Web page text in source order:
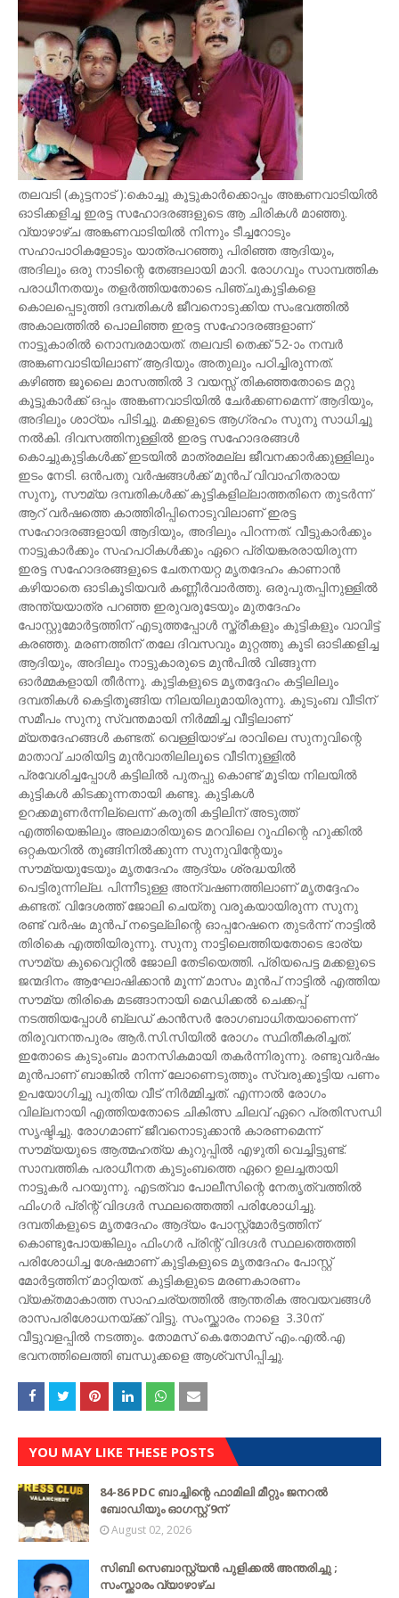
തലവടി (കുട്ടനാട് ):കൊച്ചു കൂട്ടുകാർക്കൊപ്പം അങ്കണവാടിയിൽ
ഓടിക്കളിച്ച ഇരട്ട സഹോദരങ്ങളുടെ ആ ചിരികള്‍ മാഞ്ഞു.
വ്യാഴാഴ്ച അങ്കണവാടിയില്‍ നിന്നും ടീച്ചറോടും
സഹാപാഠികളോടും യാത്രപറഞ്ഞു പിരിഞ്ഞ ആദിയും,
അദിലും ഒരു നാടിന്റെ തേങ്ങലായി മാറി. രോഗവും സാമ്പത്തിക
പരാധീനതയും തളർത്തിയതോടെ പിഞ്ചുകുട്ടികളെ
കൊലപ്പെടുത്തി ദമ്പതികൾ ജീവനൊടുക്കിയ സംഭവത്തിൽ
അകാലത്തിൽ പൊലിഞ്ഞ ഇരട്ട സഹോദരങ്ങളാണ്
നാട്ടുകാരിൽ നൊമ്പരമായത്. തലവടി തെക്ക് 52-ാം നമ്പർ
അങ്കണവാടിയിലാണ് ആദിയും അതുലും പഠിച്ചിരുന്നത്.
കഴിഞ്ഞ ജൂലൈ മാസത്തിൽ 3 വയസ്സ് തികഞ്ഞതോടെ മറ്റു
കൂട്ടുകാര്‍ക്ക് ഒപ്പം അങ്കണവാടിയിൽ ചേർക്കണമെന്ന് ആദിയും,
അദിലും ശാഠ്യം പിടിച്ചു. മക്കളുടെ ആഗ്രഹം സുനു സാധിച്ചു
നൽകി. ദിവസത്തിനുള്ളിൽ ഇരട്ട സഹോദരങ്ങൾ
കൊച്ചുകുട്ടികൾക്ക് ഇടയിൽ മാത്രമല്ല ജീവനക്കാർക്കുള്ളിലും
ഇടം നേടി. ഒൻപതു വർഷങ്ങൾക്ക് മുൻപ് വിവാഹിതരായ
സുനു, സൗമ്യ ദമ്പതികൾക്ക് കുട്ടികളില്ലാത്തതിനെ തുടർന്ന്
ആറ് വർഷത്തെ കാത്തിരിപ്പിനൊടുവിലാണ് ഇരട്ട
സഹോദരങ്ങളായി ആദിയും, അദിലും പിറന്നത്. വീട്ടുകാർക്കും
നാട്ടുകാർക്കും സഹപഠികൾക്കും ഏറെ പ്രിയങ്കരരായിരുന്ന
ഇരട്ട സഹോദരങ്ങളുടെ ചേതനയറ്റ മൃതദേഹം കാണാൻ
കഴിയാതെ ഓടികൂടിയവർ കണ്ണീർവാർത്തു. ഒരുപുതപ്പിനുള്ളിൽ
അന്ത്യയാത്ര പറഞ്ഞ ഇരുവരുടേയും മുതദേഹം
പോസ്റ്റുമോർട്ടത്തിന് എടുത്തപ്പോൾ സ്ത്രീകളും കുട്ടികളും വാവിട്ട്
കരഞ്ഞു. മരണത്തിന് തലേ ദിവസവും മുറ്റത്തു കൂടി ഓടിക്കളിച്ച
ആദിയും, അദിലും നാട്ടുകാരുടെ മുൻപിൽ വിങ്ങുന്ന
ഓർമ്മകളായി തീർന്നു. കുട്ടികളുടെ മൃതദ്ദേഹം കട്ടിലിലും
ദമ്പതികൾ കെട്ടിതൂങ്ങിയ നിലയിലുമായിരുന്നു. കുടുംബ വീടിന്
സമീപം സുനു സ്വന്തമായി നിർമ്മിച്ച വീട്ടിലാണ്
മ്യതദേഹങ്ങൾ കണ്ടത്. വെള്ളിയാഴ്ച രാവിലെ സുനുവിന്റെ
മാതാവ് ചാരിയിട്ട മുൻവാതിലിലൂടെ വീടിനുള്ളിൽ
പ്രവേശിച്ചപ്പോൾ കട്ടിലിൽ പുതപ്പു കൊണ്ട് മൂടിയ നിലയിൽ
കുട്ടികൾ കിടക്കുന്നതായി കണ്ടു. കുട്ടികൾ
ഉറക്കമുണർന്നില്ലെന്ന് കരുതി കട്ടിലിന് അടുത്ത്
എത്തിയെങ്കിലും അലമാരിയുടെ മറവിലെ റൂഫിന്റെ ഹുക്കിൽ
ഒറ്റകയറിൽ തൂങ്ങിനിൽക്കുന്ന സുനുവിന്റേയും
സൗമ്യയുടേയും മൃതദേഹം ആദ്യം ശ്രദ്ധയിൽ
പെട്ടിരുന്നില്ല. പിന്നീടുള്ള അന്വഷണത്തിലാണ് മൃതദ്ദേഹം
കണ്ടത്. വിദേശത്ത് ജോലി ചെയ്തു വരുകയായിരുന്ന സുനു
രണ്ട് വർഷം മുൻപ് നട്ടെല്ലിന്റെ ഓപ്പറേഷനെ തുടർന്ന് നാട്ടിൽ
തിരികെ എത്തിയിരുന്നു. സുനു നാട്ടിലെത്തിയതോടെ ഭാര്യ
സൗമ്യ കുവൈറ്റിൽ ജോലി തേടിയെത്തി. പ്രിയപെട്ട മക്കളുടെ
ജന്മദിനം ആഘോഷിക്കാൻ മൂന്ന് മാസം മുൻപ് നാട്ടിൽ എത്തിയ
സൗമ്യ തിരികെ മടങ്ങാനായി മെഡിക്കൽ ചെക്കപ്പ്
നടത്തിയപ്പോൾ ബ്ലഡ് കാൻസർ രോഗബാധിതയാണെന്ന്
തിരുവനന്തപുരം ആർ.സി.സിയിൽ രോഗം സ്ഥിതീകരിച്ചത്.
ഇതോടെ കുടുംബം മാനസികമായി തകർന്നിരുന്നു. രണ്ടുവർഷം
മുൻപാണ് ബാങ്കിൽ നിന്ന് ലോണെടുത്തും സ്വരുക്കൂട്ടിയ പണം
ഉപയോഗിച്ചു പുതിയ വീട് നിർമ്മിച്ചത്. എന്നാൽ രോഗം
വില്ലനായി എത്തിയതോടെ ചികിത്സ ചിലവ് ഏറെ പ്രതിസന്ധി
സൃഷ്ടിച്ചു. രോഗമാണ് ജീവനൊടുക്കാൻ കാരണമെന്ന്
സൗമ്യയുടെ ആത്മഹത്യ കുറുപ്പിൽ എഴുതി വെച്ചിട്ടുണ്ട്.
സാമ്പത്തിക പരാധീനത കുടുംബത്തെ ഏറെ ഉലച്ചതായി
നാട്ടുകർ പറയുന്നു. എടത്വാ പോലീസിന്റെ നേതൃത്വത്തിൽ
ഫിംഗർ പ്രിന്റ് വിദഗ്ദർ സ്ഥലത്തെത്തി പരിശോധിച്ചു.
ദമ്പതികളുടെ മൃതദേഹം ആദ്യം പോസ്റ്റ്മോർട്ടത്തിന്
കൊണ്ടുപോയങ്കിലും ഫിംഗർ പ്രിന്റ് വിദഗ്ദർ സ്ഥലത്തെത്തി
പരിശോധിച്ച ശേഷമാണ് കുട്ടികളുടെ മൃതദേഹം പോസ്റ്റ്
മോർട്ടത്തിന് മാറ്റിയത്. കുട്ടികളുടെ മരണകാരണം
വ്യക്തമാകാത്ത സാഹചര്യത്തിൽ ആന്തരിക അവയവങ്ങൾ
രാസപരിശോധനയ്ക്ക് വിട്ടു. സംസ്ക്കാരം നാളെ 3.30ന്
വീട്ടുവളപ്പിൽ നടത്തും. തോമസ് കെ.തോമസ് എം.എൽ.എ
ഭവനത്തിലെത്തി ബന്ധുക്കളെ ആശ്വസിപ്പിച്ചു.
YOU MAY LIKE THESE POSTS
84-86 PDC ബാച്ചിന്റെ ഫാമിലി മീറ്റും ജനറൽ
ബോഡിയും ഓഗസ്റ്റ് 9ന്
August 02, 2026
സിബി സെബാസ്റ്റ്യന്‍ പുളിക്കല്‍ അന്തരിച്ചു ;
സംസ്ക്കാരം വ്യാഴാഴ്ച